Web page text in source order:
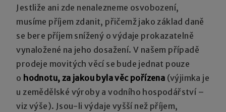
Jestliže ani zde nenalezneme osvobození,
musíme příjem zdanit, přičemž jako základ daně
se bere příjem snížený o výdaje prokazatelně
vynaložené na jeho dosažení. V našem případě
prodeje movitých věcí se bude jednat pouze
o hodnotu, za jakou byla věc pořízena (výjimka je
u zemědělské výroby a vodního hospodářství –
viz výše). Jsou-li výdaje vyšší než příjem,